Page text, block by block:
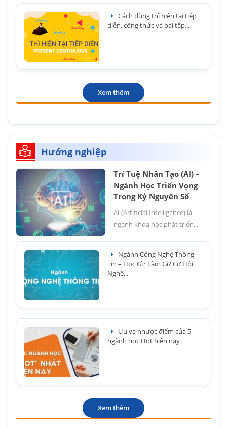
Cách dùng thì hiện tại tiếp
diễn, công thức và bài tập...
Xem thêm
Hướng nghiệp
Trí Tuệ Nhân Tạo (AI) –
Ngành Học Triển Vọng
Trong Kỷ Nguyên Số
AI (Artificial Intelligence) là
ngành khoa học phát triển...
Ngành Công Nghệ Thông
Tin – Học Gì? Làm Gì? Cơ Hội
Nghề...
Ưu và nhược điểm của 5
ngành học Hot hiện nay
Xem thêm